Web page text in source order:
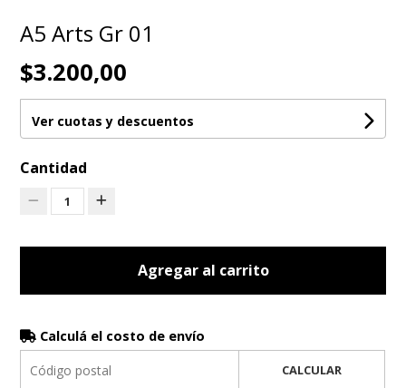
A5 Arts Gr 01
$3.200,00
Ver cuotas y descuentos
Cantidad
1
Agregar al carrito
Calculá el costo de envío
CALCULAR